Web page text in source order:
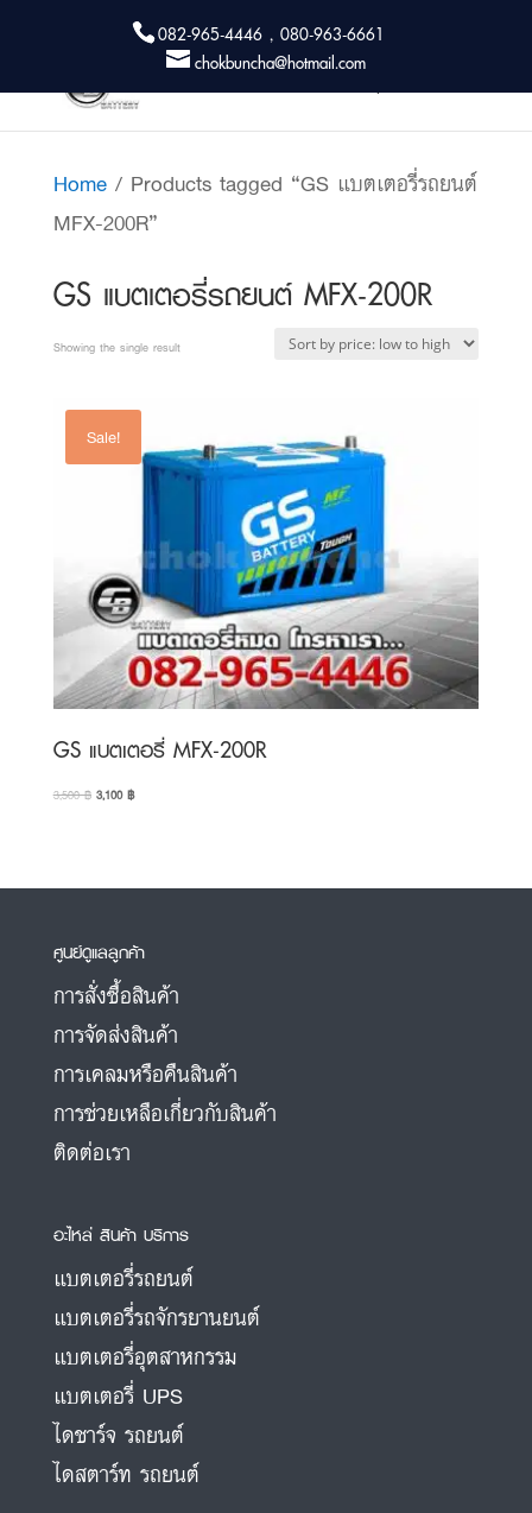
082-965-4446 , 080-963-6661
chokbuncha@hotmail.com
Home/ Products tagged “GS แบตเตอรี่รถยนต์
MFX-200R”
GS แบตเตอรี่รถยนต์ MFX-200R
Showing the single result
Sale!
GS แบตเตอรี่ MFX-200R
3,500฿ Original
3,100฿Current
ศูนย์ดูแลลูกค้า
การสั่งซื้อสินค้า
การจัดส่งสินค้า
การเคลมหรือคืนสินค้า
การช่วยเหลือเกี่ยวกับสินค้า
ติดต่อเรา
อะไหล่ สินค้า บริการ
แบตเตอรี่รถยนต์
แบตเตอรี่รถจักรยานยนต์
แบตเตอรี่อุตสาหกรรม
แบตเตอรี่ UPS
ไดชาร์จ รถยนต์
ไดสตาร์ท รถยนต์